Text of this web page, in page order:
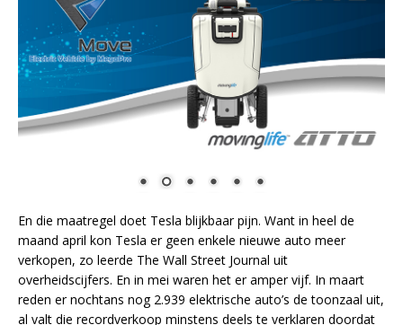
En die maatregel doet Tesla blijkbaar pijn. Want in heel de
maand april kon Tesla er geen enkele nieuwe auto meer
verkopen, zo leerde The Wall Street Journal uit
overheidscijfers. En in mei waren het er amper vijf. In maart
reden er nochtans nog 2.939 elektrische auto’s de toonzaal uit,
al valt die recordverkoop minstens deels te verklaren doordat